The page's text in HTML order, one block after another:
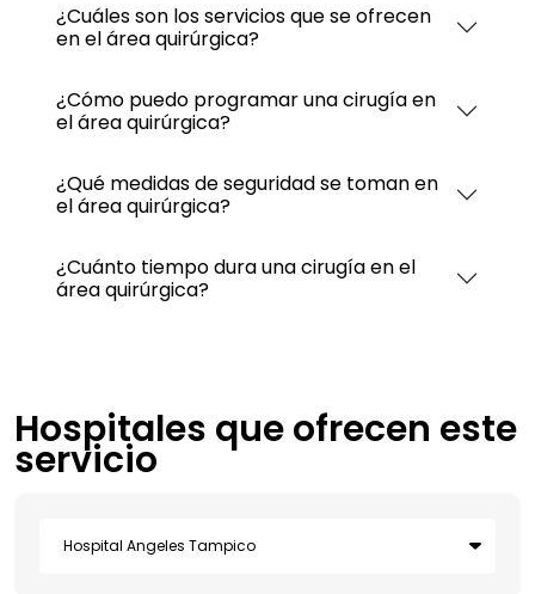
¿Cuáles son los servicios que se ofrecen
en el área quirúrgica?
¿Cómo puedo programar una cirugía en
el área quirúrgica?
¿Qué medidas de seguridad se toman en
el área quirúrgica?
¿Cuánto tiempo dura una cirugía en el
área quirúrgica?
Hospitales que ofrecen este
servicio